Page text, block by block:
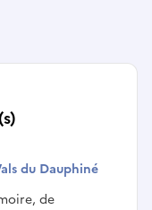
du Dauphiné
de